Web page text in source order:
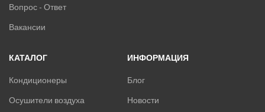
Вопрос - Ответ
Вакансии
КАТАЛОГ
Кондиционеры
Осушители воздуха
ИНФОРМАЦИЯ
Блог
Новости